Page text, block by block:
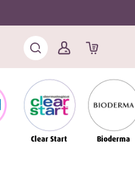
Clear Start Bioderma